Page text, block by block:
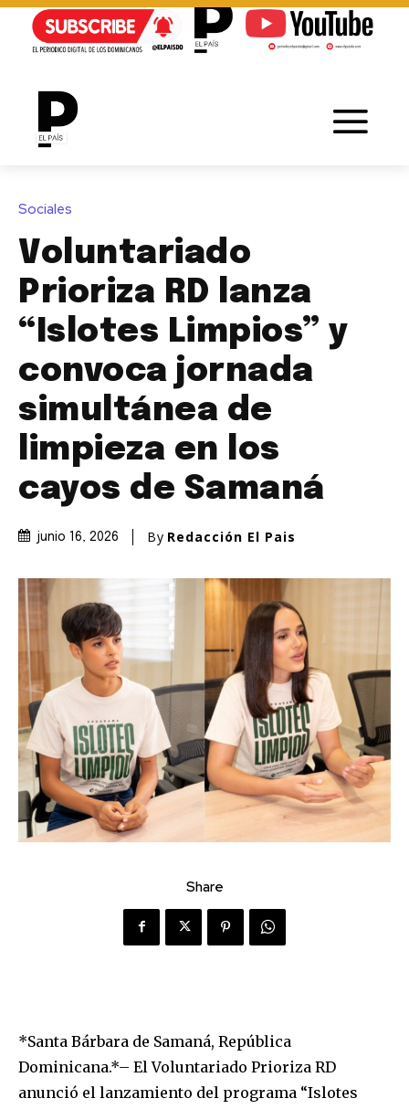
Sociales
Voluntariado
Prioriza RD lanza
“Islotes Limpios” y
convoca jornada
simultánea de
limpieza en los
cayos de Samaná
junio 16, 2026 By Redacción El Pais
Share
*Santa Bárbara de Samaná, República
Dominicana.*– El Voluntariado Prioriza RD
anunció el lanzamiento del programa “Islotes